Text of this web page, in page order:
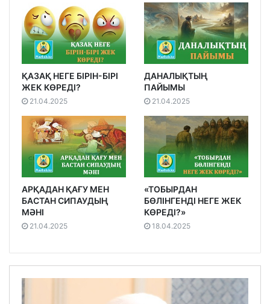
ҚАЗАҚ НЕГЕ БІРІН-БІРІ
ЖЕК КӨРЕДІ?
21.04.2025
ДАНАЛЫҚТЫҢ
ПАЙЫМЫ
21.04.2025
АРҚАДАН ҚАҒУ МЕН
БАСТАН СИПАУДЫҢ
МӘНІ
21.04.2025
«ТОБЫРДАН
БӨЛІНГЕНДІ НЕГЕ ЖЕК
КӨРЕДІ?»
18.04.2025